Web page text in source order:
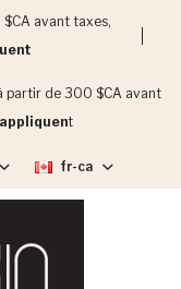
avant taxes,
partir de 300 $CA avant
t
fr-ca